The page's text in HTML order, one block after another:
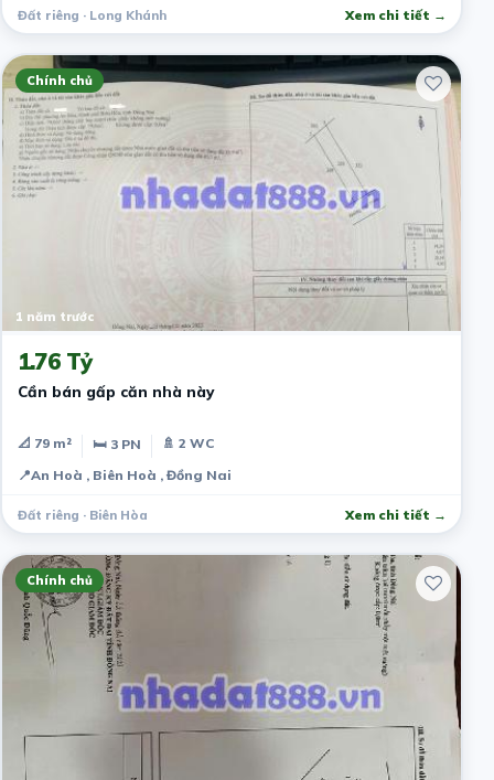
Đất riêng · Long Khánh Xem chi tiết →
Chính chủ
1 năm trước
1.76 Tỷ
Cần bán gấp căn nhà này
📐 79 m² 🛏 3 PN
🚿 2 WC
📍An Hoà , Biên Hoà , Đồng Nai
Đất riêng · Biên Hòa Xem chi tiết →
Chính chủ